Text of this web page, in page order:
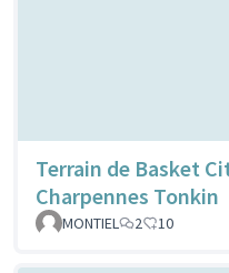
Terrain de Basket
Charpennes Tonkin
MONTIEL 2 10